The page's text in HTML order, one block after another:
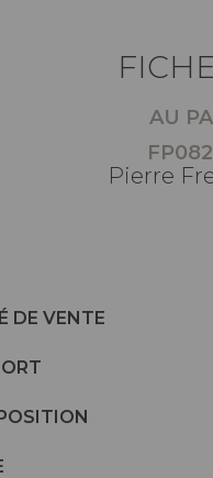
AU
Pierre
DE VENTE